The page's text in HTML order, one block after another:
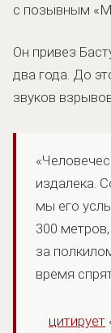
с позывным
Он привез
два года. До
звуков
издалека.
мы его
300
за
время
цитирует